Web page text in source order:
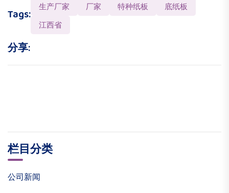
Tags: 生产厂家 厂家 特种纸板
底纸板
江西省
分享:
栏目分类
公司新闻